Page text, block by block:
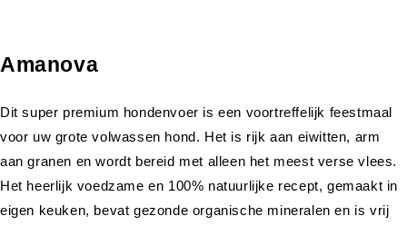
Amanova
Dit super premium hondenvoer is een voortreffelijk feestmaal
voor uw grote volwassen hond. Het is rijk aan eiwitten, arm
aan granen en wordt bereid met alleen het meest verse vlees.
Het heerlijk voedzame en 100% natuurlijke recept, gemaakt in
eigen keuken, bevat gezonde organische mineralen en is vrij